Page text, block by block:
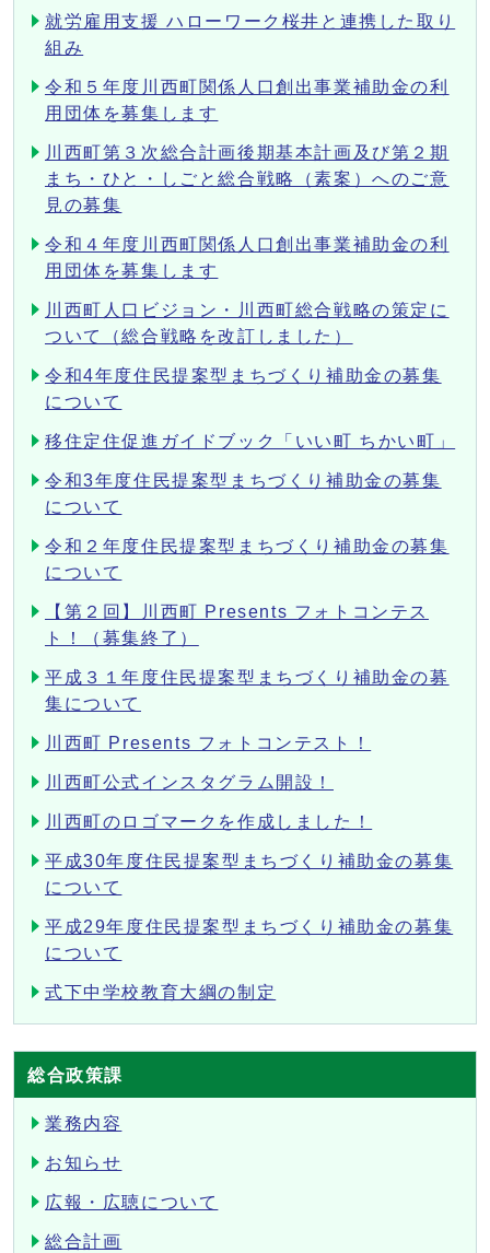
就労雇用支援 ハローワーク桜井と連携した取り
組み
令和５年度川西町関係人口創出事業補助金の利
用団体を募集します
川西町第３次総合計画後期基本計画及び第２期
まち・ひと・しごと総合戦略（素案）へのご意
見の募集
令和４年度川西町関係人口創出事業補助金の利
用団体を募集します
川西町人口ビジョン・川西町総合戦略の策定に
ついて（総合戦略を改訂しました）
令和4年度住民提案型まちづくり補助金の募集
について
移住定住促進ガイドブック「いい町 ちかい町」
令和3年度住民提案型まちづくり補助金の募集
について
令和２年度住民提案型まちづくり補助金の募集
について
【第２回】川西町 Presents フォトコンテス
ト！（募集終了）
平成３１年度住民提案型まちづくり補助金の募
集について
川西町 Presents フォトコンテスト！
川西町公式インスタグラム開設！
川西町のロゴマークを作成しました！
平成30年度住民提案型まちづくり補助金の募集
について
平成29年度住民提案型まちづくり補助金の募集
について
式下中学校教育大綱の制定
総合政策課
業務内容
お知らせ
広報・広聴について
総合計画